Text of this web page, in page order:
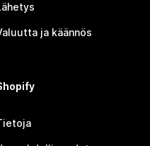
ja käännös